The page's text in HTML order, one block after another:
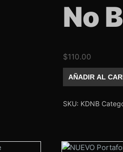
No
$110.00
Bacteria
Kodi
AÑADIR AL
SKU: KDNB